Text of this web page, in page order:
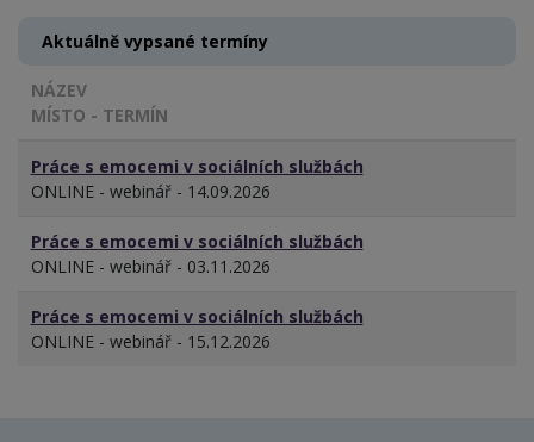
Aktuálně vypsané termíny
NÁZEV
MÍSTO - TERMÍN
Práce s emocemi v sociálních službách
ONLINE - webinář - 14.09.2026
Práce s emocemi v sociálních službách
ONLINE - webinář - 03.11.2026
Práce s emocemi v sociálních službách
ONLINE - webinář - 15.12.2026